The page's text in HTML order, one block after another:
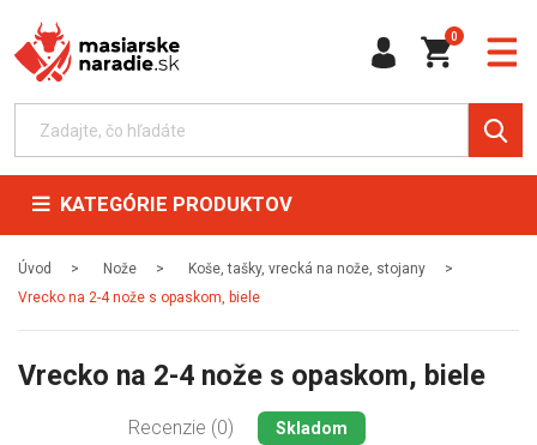
0
KATEGÓRIE PRODUKTOV
Úvod Nože
Koše, tašky, vrecká na nože, stojany
Vrecko na 2-4 nože s opaskom, biele
Vrecko na 2-4 nože s opaskom, biele
Recenzie (0) Skladom